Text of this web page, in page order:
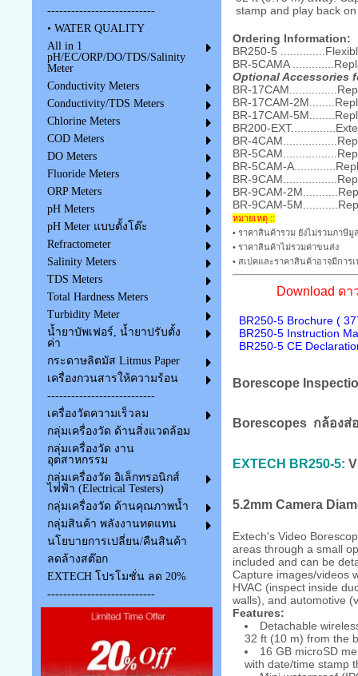
---------------------------
• WATER QUALITY
All in 1
pH/EC/ORP/DO/TDS/Salinity
Meter
Conductivity Meters
Conductivity/TDS Meters
Chlorine Meters
COD Meters
DO Meters
Fluoride Meters
ORP Meters
pH Meters
pH Meter แบบตั้งโต๊ะ
Refractometer
Salinity Meters
TDS Meters
Total Hardness Meters
Turbidity Meter
น้ำยาบัพเฟอร์, น้ำยาปรับตั้ง
ค่า
กระดาษลิตมัส Litmus Paper
เครื่องกวนสารให้ความร้อน
---------------------------
เครื่องวัดความเร็วลม
กลุ่มเครื่องวัด ด้านสิ่งแวดล้อม
กลุ่มเครื่องวัด งาน
อุตสาหกรรม
กลุ่มเครื่องวัด อิเล็กทรอนิกส์
ไฟฟ้า (Electrical Testers)
กลุ่มเครื่องวัด ด้านคุณภาพน้ำ
กลุ่มสินค้า พลังงานทดแทน
นโยบายการเปลี่ยน/คืนสินค้า
ลดล้างสต๊อก
EXTECH โปรโมชั่น ลด 20%
---------------------------
stamp and play back
Ordering Information:
BR250-5
BR-5CAMA
Optional Accessories
BR-
BR-17CAM-
BR-17CAM-
BR200-
BR-
BR-
BR-5CAM-
BR-
BR-9CAM-
BR-9CAM-
หมายเหตุ ::
• ราคาสินค้ารวม ยังไม่รวมภาษีมู
• ราคาสินค้าไม่รวมค่าขนส่ง
• สเปคและราคาสินค้าอาจมีการ
Download ด
BR250-5 Brochure (
BR250-5 Instruction
BR250-5 CE
Borescope
Borescopes กล้องส่
EXTECH BR250-5:
5.2mm Camera
Extech's Video
areas through a small
included and can be
Capture images/videos
HVAC (inspect inside
walls), and automotive
Features:
Detachable
32 ft (10 m) from the
16 GB microSD
with date/time stamp